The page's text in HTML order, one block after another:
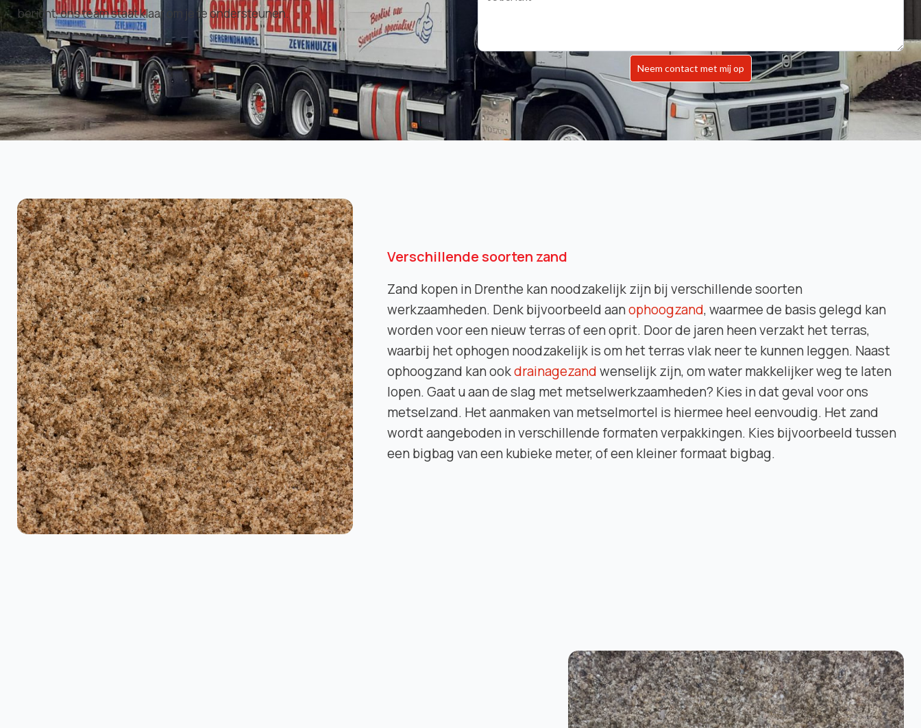
bericht, ons team staat klaar om je te ondersteunen.
Neem contact met mij op
Verschillende soorten zand
Zand kopen in Drenthe kan noodzakelijk zijn bij verschillende soorten
werkzaamheden. Denk bijvoorbeeld aanophoogzand, waarmee de basis gelegd kan
worden voor een nieuw terras of een oprit. Door de jaren heen verzakt het terras,
waarbij het ophogen noodzakelijk is om het terras vlak neer te kunnen leggen. Naast
ophoogzand kan ookdrainagezandwenselijk zijn, om water makkelijker weg te laten
lopen. Gaat u aan de slag met metselwerkzaamheden? Kies in dat geval voor ons
metselzand. Het aanmaken van metselmortel is hiermee heel eenvoudig. Het zand
wordt aangeboden in verschillende formaten verpakkingen. Kies bijvoorbeeld tussen
een bigbag van een kubieke meter, of een kleiner formaat bigbag.